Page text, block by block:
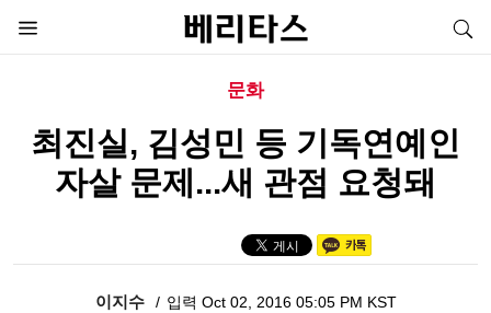
문화
최진실, 김성민 등 기독연예인
자살 문제...새 관점 요청돼
이지수 입력 Oct 02, 2016 05:05 PM KST